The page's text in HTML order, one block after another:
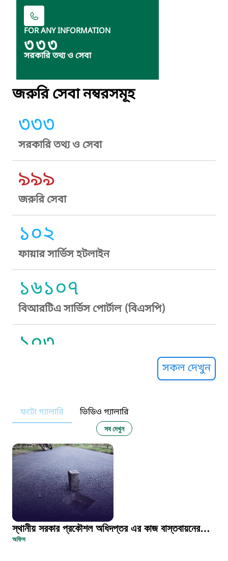
FOR ANY INFORMATION
৩৩৩
সরকারি তথ্য ও সেবা
জরুরি সেবা নম্বরসমূহ
৩৩৩
সরকারি তথ্য ও সেবা
৯৯৯
জরুরি সেবা
১০২
ফায়ার সার্ভিস হটলাইন
১৬১০৭
বিআরটিএ সার্ভিস পোর্টাল (বিএসপি)
১০৩
নারী ও শিশু নির্যাতন প্রতিরোধ
১০৬
দুদক
১০২
দুর্যোগের আগাম বার্তা
সকল দেখুন
ফটো গ্যালারি ভিডিও গ্যালারি
সব দেখুন
স্থানীয় সরকার প্রকৌশল অধিদপ্তর এর কাজ বাস্তবায়নের
চিত্র
অফিস